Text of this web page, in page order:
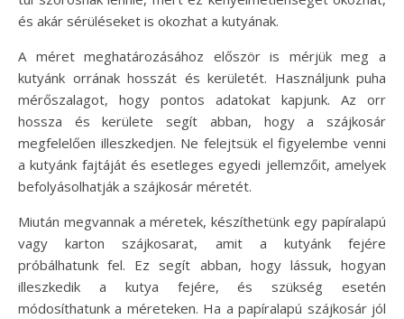
és akár sérüléseket is okozhat a kutyának.
A méret meghatározásához először is mérjük meg a
kutyánk orrának hosszát és kerületét. Használjunk puha
mérőszalagot, hogy pontos adatokat kapjunk. Az orr
hossza és kerülete segít abban, hogy a szájkosár
megfelelően illeszkedjen. Ne felejtsük el figyelembe venni
a kutyánk fajtáját és esetleges egyedi jellemzőit, amelyek
befolyásolhatják a szájkosár méretét.
Miután megvannak a méretek, készíthetünk egy papíralapú
vagy karton szájkosarat, amit a kutyánk fejére
próbálhatunk fel. Ez segít abban, hogy lássuk, hogyan
illeszkedik a kutya fejére, és szükség esetén
módosíthatunk a méreteken. Ha a papíralapú szájkosár jól